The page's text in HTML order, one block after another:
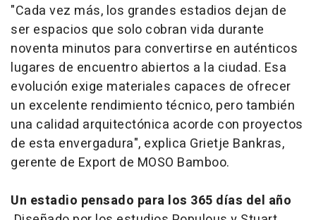
"Cada vez más, los grandes estadios dejan de
ser espacios que solo cobran vida durante
noventa minutos para convertirse en auténticos
lugares de encuentro abiertos a la ciudad. Esa
evolución exige materiales capaces de ofrecer
un excelente rendimiento técnico, pero también
una calidad arquitectónica acorde con proyectos
de esta envergadura", explica Grietje Bankras,
gerente de Export de MOSO Bamboo.
Un estadio pensado para los 365 días del año